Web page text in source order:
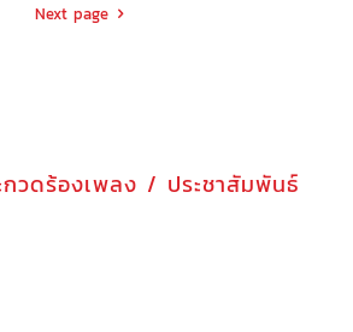
Next page
วดร้องเพลง / ประชาสัมพันธ์